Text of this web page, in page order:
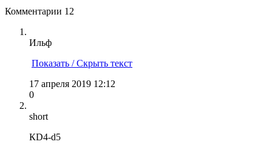
Комментарии 12
Ильф
Показать / Скрыть текст
17 апреля 2019 12:12
0
short
КD4-d5